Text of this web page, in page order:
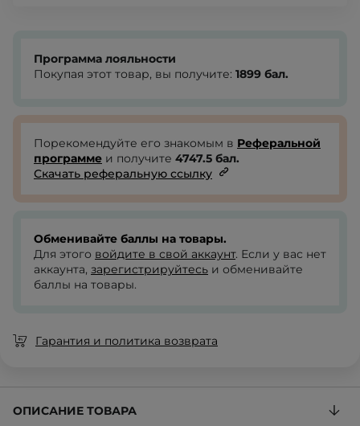
Программа лояльности
Покупая этот товар, вы получите: 1899 бал.
Порекомендуйте его знакомым в Реферальной
программе и получите 4747.5 бал.
Скачать реферальную ссылку
Обменивайте баллы на товары.
Для этого войдите в свой аккаунт. Если у вас нет
аккаунта, зарегистрируйтесь и обменивайте
баллы на товары.
Гарантия и политика возврата
ОПИСАНИЕ ТОВАРА